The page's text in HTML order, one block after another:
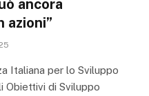
ancora
azioni”
Italiana per lo Sviluppo
Obiettivi di Sviluppo